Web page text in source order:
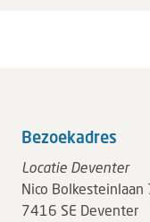
Bezoekadres
Locatie Deventer
Nico Bolkesteinlaan
7416 SE Deventer